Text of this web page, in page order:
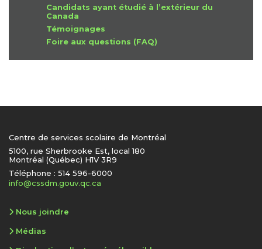
Candidats ayant étudié à l’extérieur du
Canada
Témoignages
Foire aux questions (FAQ)
Centre de services scolaire de Montréal
5100, rue Sherbrooke Est, local 180
Montréal (Québec) H1V 3R9
Téléphone : 514 596-6000
info@cssdm.gouv.qc.ca
Nous joindre
Médias